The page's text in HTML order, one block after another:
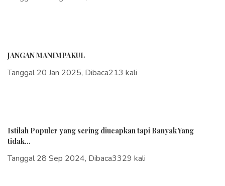
JANGAN MANIMPAKUL
Tanggal 20 Jan 2025, Dibaca213 kali
Istilah Populer yang sering diucapkan tapi Banyak Yang
tidak...
Tanggal 28 Sep 2024, Dibaca3329 kali